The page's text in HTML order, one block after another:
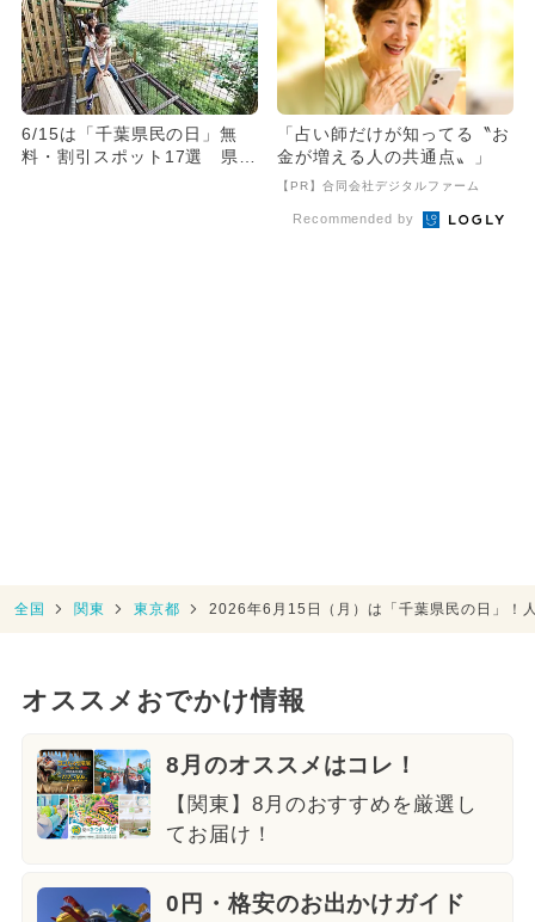
6/15は「千葉県民の日」無
料・割引スポット17選 県民
「占い師だけが知ってる〝お
金が増える人の共通点〟」
【PR】合同会社デジタルファーム
Recommended by
全国 関東 東京都 2026年6月15日（月）は「千葉県民の日」！
オススメおでかけ情報
8月のオススメはコレ！
【関東】8月のおすすめを厳選し
てお届け！
0円・格安のお出かけガイド